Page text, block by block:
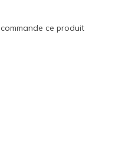
ce produit